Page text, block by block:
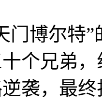
博尔特”
个兄弟
袭，最